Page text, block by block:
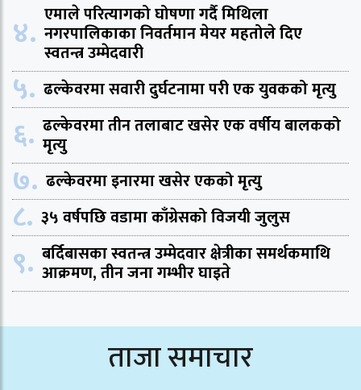
४. एमाले परित्यागको घोषणा गर्दै मिथिला
नगरपालिकाका निवर्तमान मेयर महतोले दिए
स्वतन्त्र उम्मेदवारी
५. ढल्केवरमा सवारी दुर्घटनामा परी एक युवकको मृत्यु
६. ढल्केवरमा तीन तलाबाट खसेर एक वर्षीय बालकको
मृत्यु
७. ढल्केवरमा इनारमा खसेर एकको मृत्यु
८. ३५ वर्षपछि वडामा काँग्रेसको विजयी जुलुस
९. बर्दिबासका स्वतन्त्र उम्मेदवार क्षेत्रीका समर्थकमाथि
आक्रमण, तीन जना गम्भीर घाइते
ताजा समाचार